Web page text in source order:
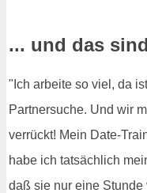
... und das
"Ich arbeite so viel, da
Partnersuche. Und wir
verrückt! Mein Date-
habe ich tatsächlich
daß sie nur eine Stunde